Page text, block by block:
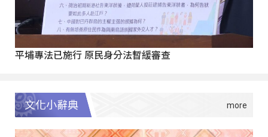
平埔專法已施行 原民身分法暫緩審查
文化小辭典